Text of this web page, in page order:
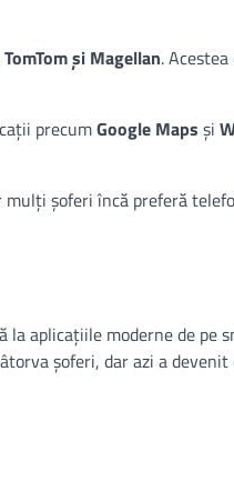
și Magellan.
precumGoogle Maps și
șoferi încă preferă
aplicațiile moderne de pe
șoferi, dar azi a